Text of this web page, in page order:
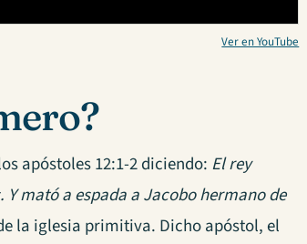
Ver en YouTube
apóstoles 12:1-2 diciendo: El rey
mató a espada a Jacobo hermano de
la iglesia primitiva. Dicho apóstol, el